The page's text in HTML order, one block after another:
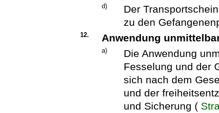
d)
Der
zu den
12. Anwendung
a)
Die Anwendung
Fesselung und der
sich nach dem
und der
und Sicherung (